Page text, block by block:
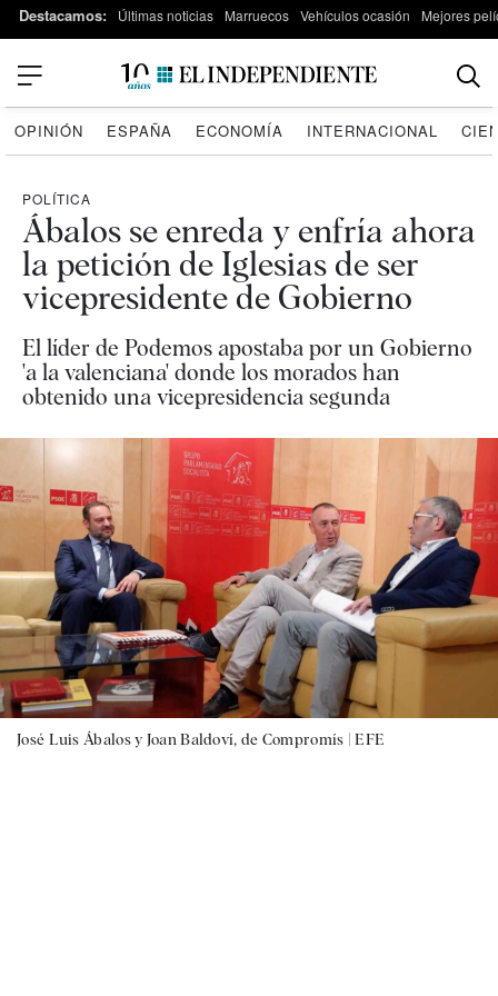
Destacamos: Últimas noticias Marruecos Vehículos ocasión Mejores
OPINIÓN ESPAÑA ECONOMÍA INTERNACIONAL
POLÍTICA
Ábalos se enreda y enfría ahora
la petición de Iglesias de ser
vicepresidente de Gobierno
El líder de Podemos apostaba por un Gobierno
'a la valenciana' donde los morados han
obtenido una vicepresidencia segunda
José Luis Ábalos y Joan Baldoví, de Compromís |EFE